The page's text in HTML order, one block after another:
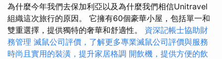
為什麼今年我們去保加利亞以及為什麼我們相信Unitravel
組織這次旅行的原因。 它擁有60個豪華小屋，包括單一和
雙重選擇，提供獨特的奢華和舒適性。 資深記帳士協助財
務管理 滅鼠公司評價，了解更多專業滅鼠公司評價與服務
時尚且實用的裝潢，提升家居格調 開飲機，提供方便的飲